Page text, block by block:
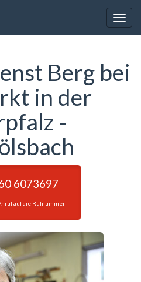
Toggle
Berg bei
in der
-
6073697
auf die Rufnummer